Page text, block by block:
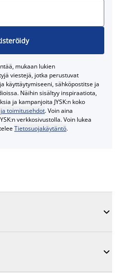
mukaan lukien
viestejä, jotka perustuvat
käyttäytymiseeni, sähköpostitse ja
Näihin sisältyy inspiraatiota,
ja kampanjoita JYSK:n koko
toimitusehdot. Voin aina
verkkosivustolla. Voin lukea
Tietosuojakäytäntö.

